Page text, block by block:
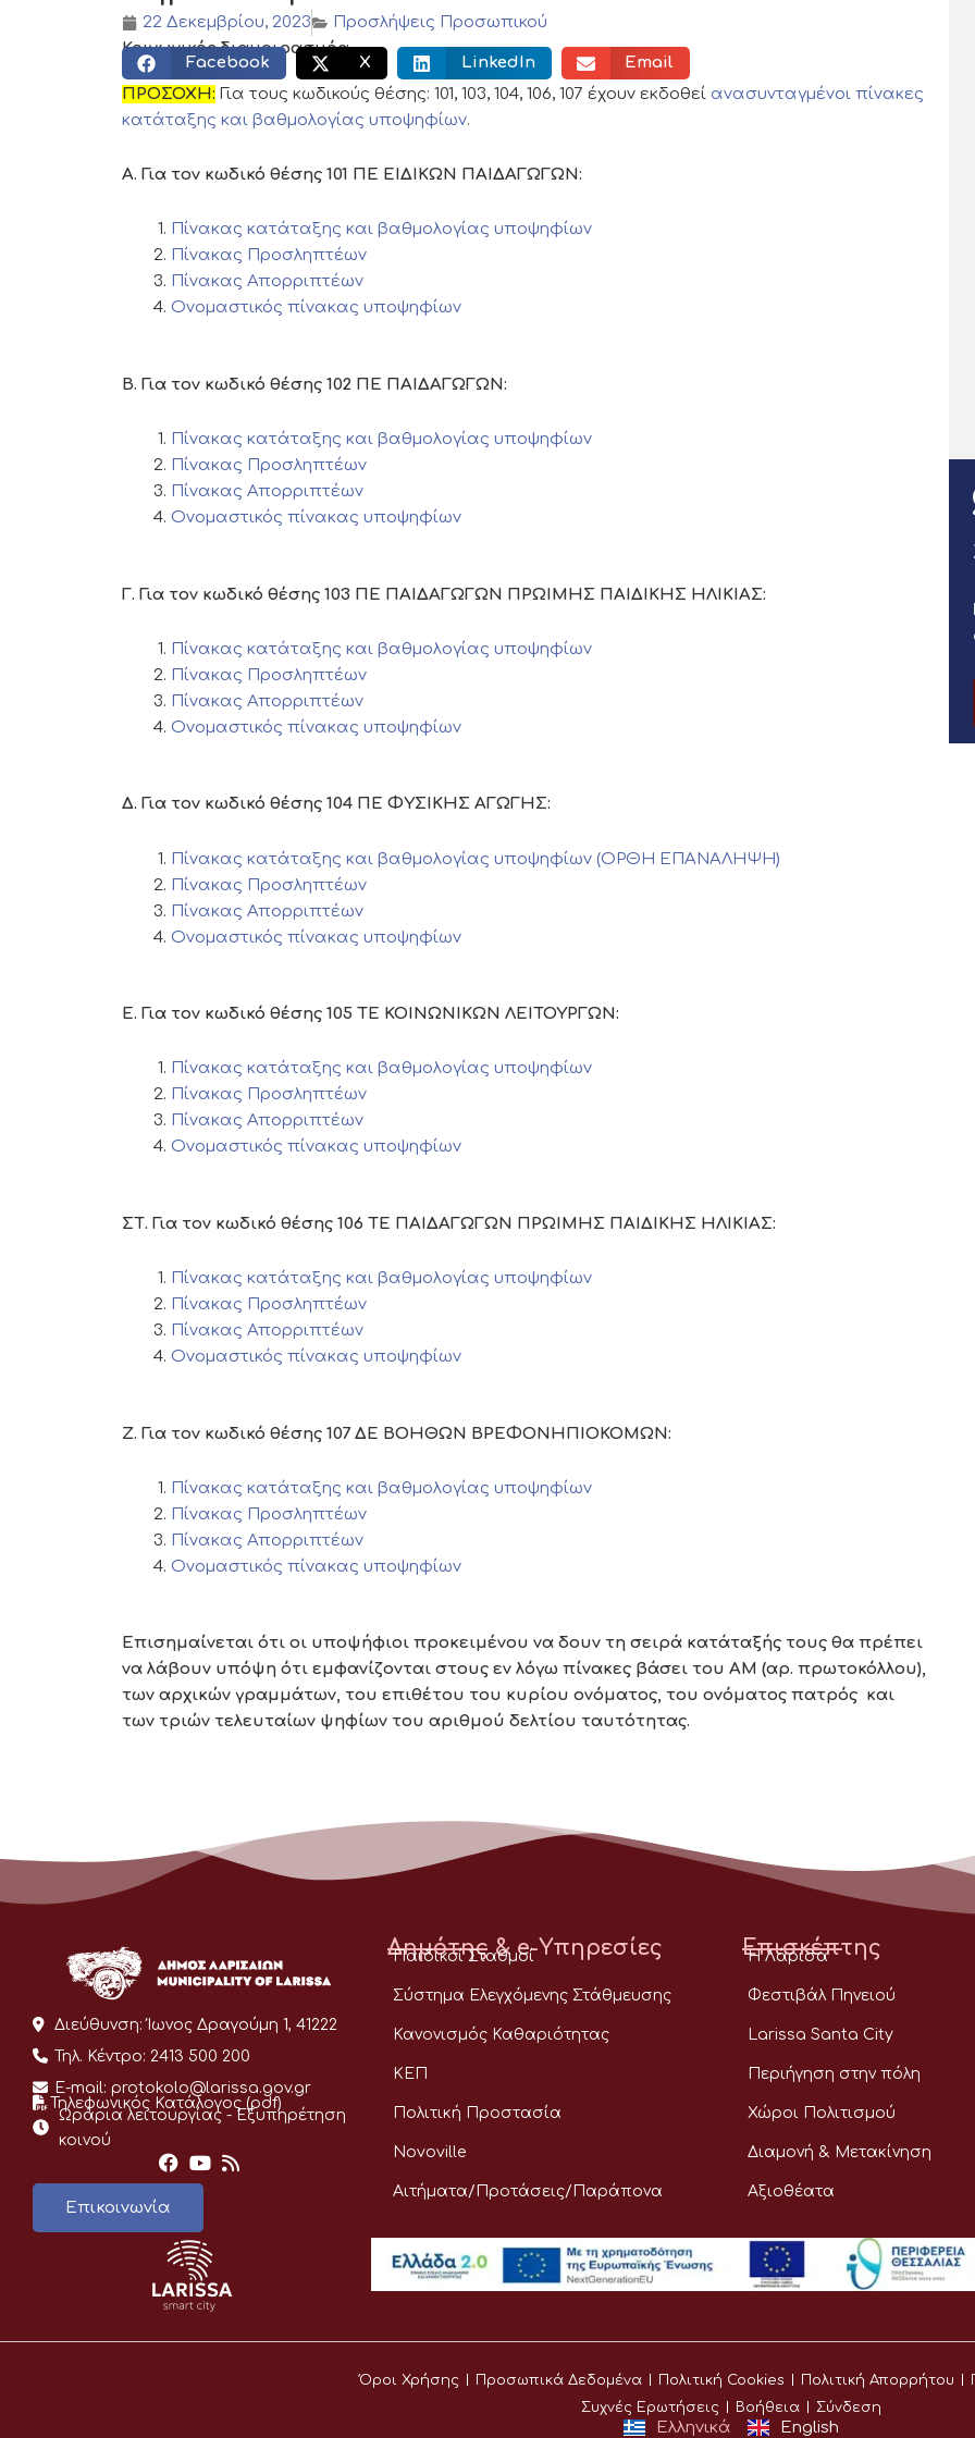
22 Δεκεμβρίου, 2023
Προσλήψεις Προσωπικού
Κοινωνικός διαμοιρασμός:
Facebook X LinkedIn
Email
ΠΡΟΣΟΧΗ: Για τους κωδικούς θέσης: 101, 103, 104, 106, 107 έχουν εκδοθεί ανασυνταγμένοι πίνακες
κατάταξης και βαθμολογίας υποψηφίων.
Α. Για τον κωδικό θέσης 101 ΠΕ ΕΙΔΙΚΩΝ ΠΑΙΔΑΓΩΓΩΝ:
Πίνακας κατάταξης και βαθμολογίας υποψηφίων
Πίνακας Προσληπτέων
Πίνακας Απορριπτέων
Ονομαστικός πίνακας υποψηφίων
Β. Για τον κωδικό θέσης 102 ΠΕ ΠΑΙΔΑΓΩΓΩΝ:
Πίνακας κατάταξης και βαθμολογίας υποψηφίων
Πίνακας Προσληπτέων
Πίνακας Απορριπτέων
Ονομαστικός πίνακας υποψηφίων
Γ. Για τον κωδικό θέσης 103 ΠΕ ΠΑΙΔΑΓΩΓΩΝ ΠΡΩΙΜΗΣ ΠΑΙΔΙΚΗΣ ΗΛΙΚΙΑΣ:
Πίνακας κατάταξης και βαθμολογίας υποψηφίων
Πίνακας Προσληπτέων
Πίνακας Απορριπτέων
Ονομαστικός πίνακας υποψηφίων
Δ. Για τον κωδικό θέσης 104 ΠΕ ΦΥΣΙΚΗΣ ΑΓΩΓΗΣ:
Πίνακας κατάταξης και βαθμολογίας υποψηφίων (ΟΡΘΗ ΕΠΑΝΑΛΗΨΗ)
Πίνακας Προσληπτέων
Πίνακας Απορριπτέων
Ονομαστικός πίνακας υποψηφίων
Ε. Για τον κωδικό θέσης 105 ΤΕ ΚΟΙΝΩΝΙΚΩΝ ΛΕΙΤΟΥΡΓΩΝ:
Πίνακας κατάταξης και βαθμολογίας υποψηφίων
Πίνακας Προσληπτέων
Πίνακας Απορριπτέων
Ονομαστικός πίνακας υποψηφίων
ΣΤ. Για τον κωδικό θέσης 106 ΤΕ ΠΑΙΔΑΓΩΓΩΝ ΠΡΩΙΜΗΣ ΠΑΙΔΙΚΗΣ ΗΛΙΚΙΑΣ:
Πίνακας κατάταξης και βαθμολογίας υποψηφίων
Πίνακας Προσληπτέων
Πίνακας Απορριπτέων
Ονομαστικός πίνακας υποψηφίων
Ζ. Για τον κωδικό θέσης 107 ΔΕ ΒΟΗΘΩΝ ΒΡΕΦΟΝΗΠΙΟΚΟΜΩΝ:
Πίνακας κατάταξης και βαθμολογίας υποψηφίων
Πίνακας Προσληπτέων
Πίνακας Απορριπτέων
Ονομαστικός πίνακας υποψηφίων
Επισημαίνεται ότι οι υποψήφιοι προκειμένου να δουν τη σειρά κατάταξής τους θα πρέπει
να λάβουν υπόψη ότι εμφανίζονται στους εν λόγω πίνακες βάσει του ΑΜ (αρ. πρωτοκόλλου),
των αρχικών γραμμάτων, του επιθέτου του κυρίου ονόματος, του ονόματος πατρός και
των τριών τελευταίων ψηφίων του αριθμού δελτίου ταυτότητας.
Διεύθυνση: Ίωνος Δραγούμη 1, 41222
Τηλ. Κέντρο: 2413 500 200
E-mail: protokolo@larissa.gov.gr
Τηλεφωνικός Κατάλογος (pdf)
Ωράρια λειτουργίας - Eξυπηρέτηση
κοινού
Επικοινωνία
Δημότης & e-Υπηρεσίες
Παιδικοί Σταθμοί
Σύστημα Ελεγχόμενης Στάθμευσης
Κανονισμός Καθαριότητας
ΚΕΠ
Πολιτική Προστασία
Novoville
Αιτήματα/Προτάσεις/Παράπονα
Επισκέπτης
Η Λάρισα
Φεστιβάλ Πηνειού
Larissa Santa City
Περιήγηση στην πόλη
Χώροι Πολιτισμού
Διαμονή & Μετακίνηση
Αξιοθέατα
Όροι Χρήσης Προσωπικά Δεδομένα Πολιτική Cookies Πολιτική Απορρήτου
Συχνές Ερωτήσεις
Βοήθεια Σύνδεση
Ελληνικά English